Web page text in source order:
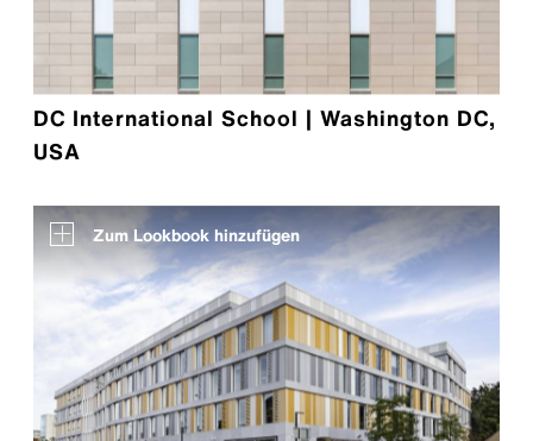
DC International School | Washington DC,
USA
Zum Lookbook hinzufügen